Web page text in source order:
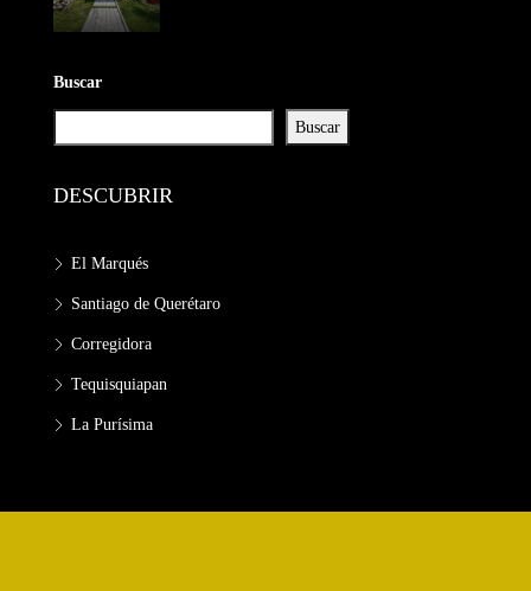
Buscar
Buscar
DESCUBRIR
El Marqués
Santiago de Querétaro
Corregidora
Tequisquiapan
La Purísima